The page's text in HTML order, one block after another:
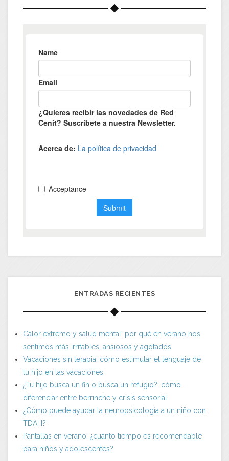
ENTRADAS RECIENTES
Calor extremo y salud mental: por qué en verano nos
sentimos más irritables, ansiosos y agotados
Vacaciones sin terapia: cómo estimular el lenguaje de
tu hijo en las vacaciones
¿Tu hijo busca un fin o busca un refugio?: cómo
diferenciar entre berrinche y crisis sensorial
¿Cómo puede ayudar la neuropsicología a un niño con
TDAH?
Pantallas en verano: ¿cuánto tiempo es recomendable
para niños y adolescentes?